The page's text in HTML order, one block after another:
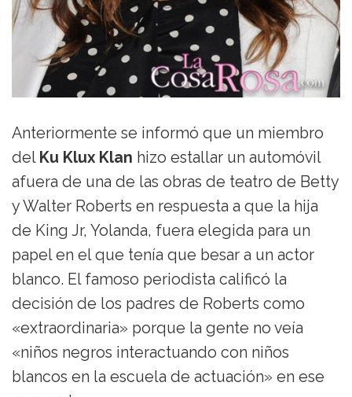
Anteriormente se informó que un miembro
del Ku Klux Klan hizo estallar un automóvil
afuera de una de las obras de teatro de Betty
y Walter Roberts en respuesta a que la hija
de King Jr, Yolanda, fuera elegida para un
papel en el que tenía que besar a un actor
blanco. El famoso periodista calificó la
decisión de los padres de Roberts como
«extraordinaria» porque la gente no veía
«niños negros interactuando con niños
blancos en la escuela de actuación» en ese